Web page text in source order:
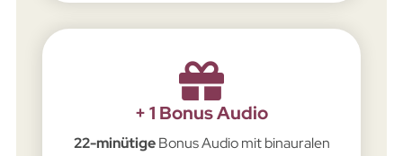
+ 1 Bonus Audio
22-minütigeBonus Audio mit binauralen